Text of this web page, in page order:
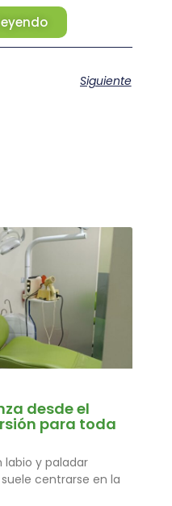
Siguiente
desde el
para toda
y paladar
centrarse en la